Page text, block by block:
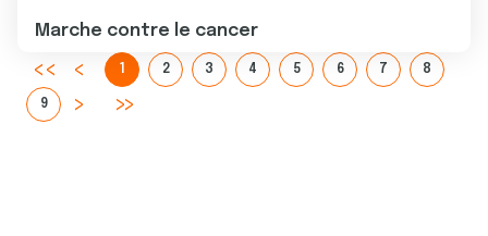
Marche contre le cancer
1 2 3 4 5 6 7 8
9